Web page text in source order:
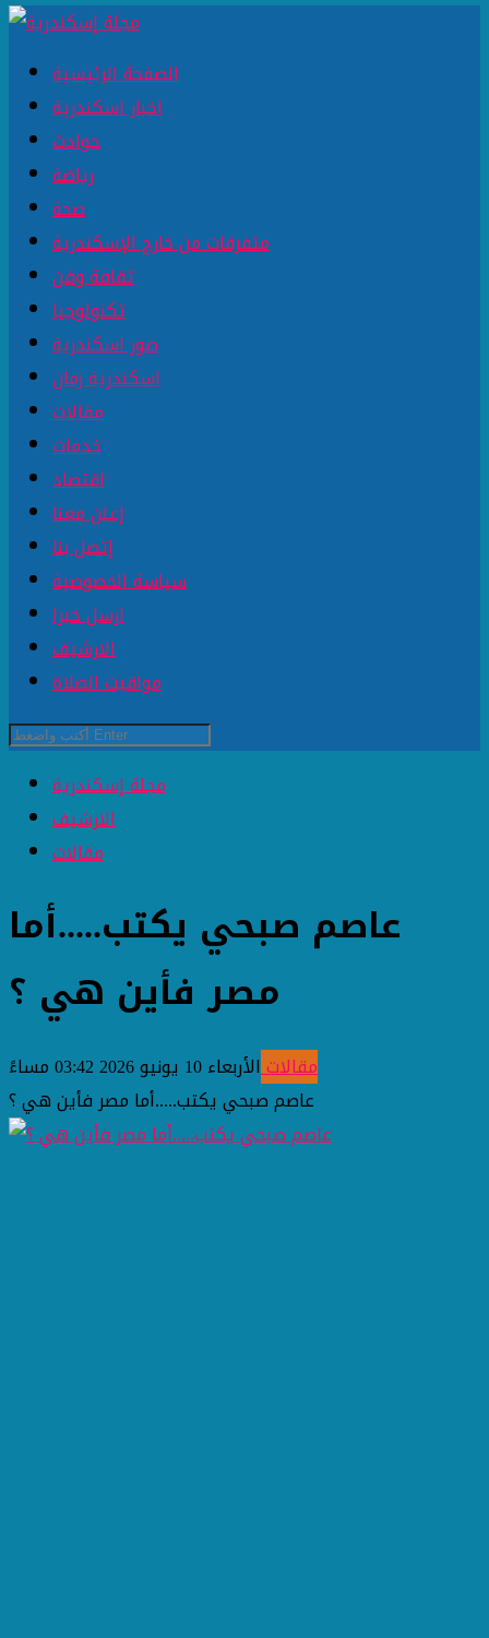
الصفحة الرئيسية
اخبار اسكندرية
حوادث
رياضة
صحة
متفرقات من خارج الإسكندرية
ثقافة وفن
تكنولوجيا
صور اسكندرية
اسكندرية زمان
مقالات
خدمات
اقتصاد
إعلن معنا
إتصل بنا
سياسة الخصوصية
ارسل خبرا
الارشيف
مواقيت الصلاة
مجلة إسكندرية
الارشيف
مقالات
عاصم صبحي يكتب.....أما
مصر فأين هي ؟
مقالاتالأربعاء 10 يونيو 2026 03:42 مساءً
عاصم صبحي يكتب.....أما مصر فأين هي ؟